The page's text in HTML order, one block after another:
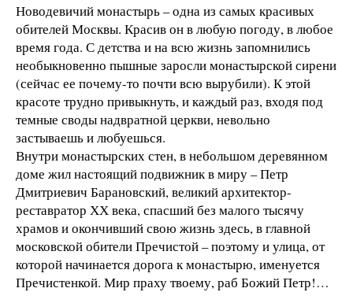
Новодевичий монастырь – одна из самых красивых
обителей Москвы. Красив он в любую погоду, в любое
время года. С детства и на всю жизнь запомнились
необыкновенно пышные заросли монастырской сирени
(сейчас ее почему-то почти всю вырубили). К этой
красоте трудно привыкнуть, и каждый раз, входя под
темные своды надвратной церкви, невольно
застываешь и любуешься.
Внутри монастырских стен, в небольшом деревянном
доме жил настоящий подвижник в миру – Петр
Дмитриевич Барановский, великий архитектор-
реставратор ХХ века, спасший без малого тысячу
храмов и окончивший свою жизнь здесь, в главной
московской обители Пречистой – поэтому и улица, от
которой начинается дорога к монастырю, именуется
Пречистенкой. Мир праху твоему, раб Божий Петр!…